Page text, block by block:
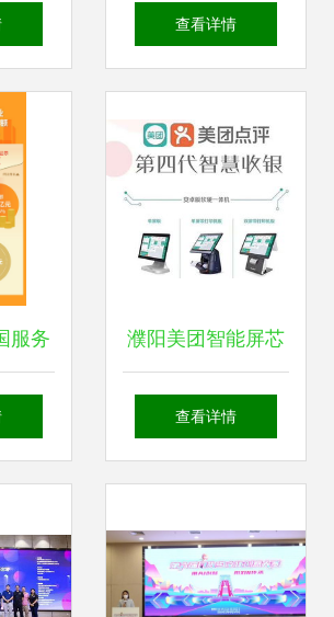
造与
用
黎奥运会，谷子文
创“出圈”
查看详情
服务
，数
动能
濮阳美团智能屏芯
收银系统 以数字科
创意经济新未来
查看详情